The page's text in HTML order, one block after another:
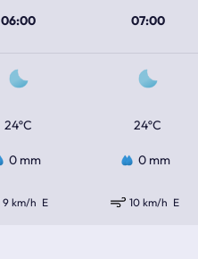
06:00 07:00
24ºC 24ºC
0 mm 0 mm
9 km/h E 10 km/h E